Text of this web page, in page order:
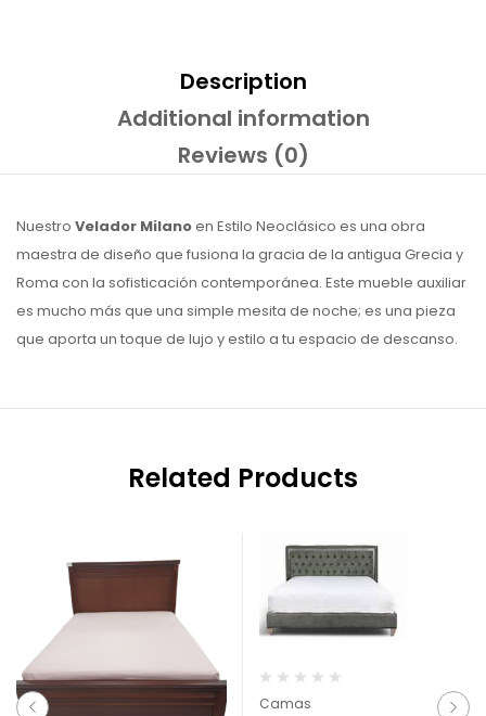
Description
Additional information
Reviews (0)
Nuestro Velador Milanoen Estilo Neoclásico es una obra
maestra de diseño que fusiona la gracia de la antigua Grecia y
Roma con la sofisticación contemporánea. Este mueble auxiliar
es mucho más que una simple mesita de noche; es una pieza
que aporta un toque de lujo y estilo a tu espacio de descanso.
Related Products
Camas